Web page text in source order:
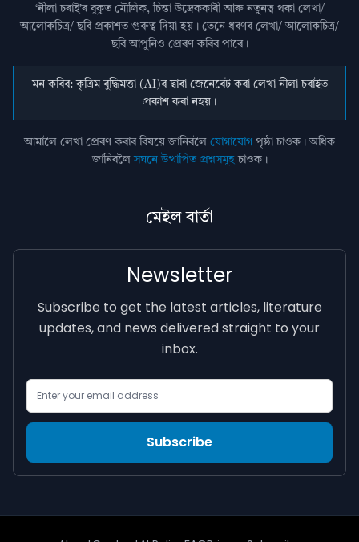
‘নীলা চৰাই’ৰ বুকুত মৌলিক, চিন্তা উদ্রেককাৰী আৰু নতুনত্ব থকা লেখা/
আলোকচিত্ৰ/ ছবি প্রকাশত গুৰুত্ব দিয়া হয়। তেনে ধৰণৰ লেখা/ আলোকচিত্ৰ/
ছবি আপুনিও প্রেৰণ কৰিব পাৰে।
মন কৰিব: কৃত্ৰিম বুদ্ধিমত্তা (AI)ৰ দ্বাৰা জেনেৰেট কৰা লেখা নীলা চৰাইত
প্ৰকাশ কৰা নহয়।
আমালৈ লেখা প্ৰেৰণ কৰাৰ বিষয়ে জানিবলৈ যোগাযোগ পৃষ্ঠা চাওক। অধিক
জানিবলৈসঘনে উত্থাপিত প্ৰশ্নসমূহচাওক।
মেইল বাৰ্তা
Newsletter
Subscribe to get the latest articles, literature
updates, and news delivered straight to your
inbox.
Subscribe